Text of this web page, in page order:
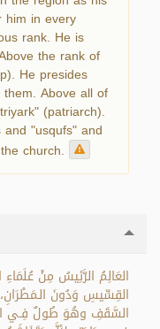
him in every
rank. He is
the rank of
He presides
Above all of
(patriarch).
"usqufs" and
church.
العَالِمُ الرَّئِيسُ مِنْ
القِسِّيسِ وَدُونَ
السَّقَفِ وهُوَ طُولٌ فِـي